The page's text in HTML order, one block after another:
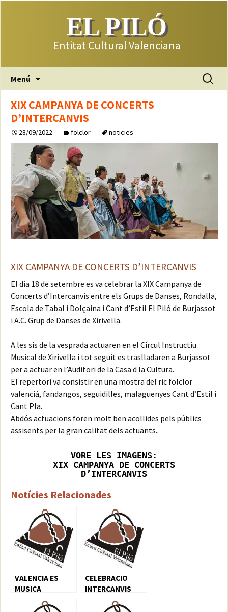
EL PILÓ
Entitat Cultural Valenciana
Menú Buscar:
XIX CAMPANYA DE CONCERTS
D’INTERCANVIS
28/09/2022 folclor noticies
XIX CAMPANYA DE CONCERTS D’INTERCANVIS
El dia 18 de setembre es va celebrar la XIX Campanya de
Concerts d’Intercanvis entre els Grups de Danses, Rondalla,
Escola de Tabal i Dolçaina i Cant d’Estil El Piló de Burjassot
i A.C. Grup de Danses de Xirivella.
A les sis de la vesprada actuaren en el Círcul Instructiu
Musical de Xirivella i tot seguit es traslladaren a Burjassot
per a actuar en l’Auditori de la Casa d la Cultura.
El repertori va consistir en una mostra del ric folclor
valenciá, fandangos, seguidilles, malaguenyes Cant d’Estil i
Cant Pla.
Abdós actuacions foren molt ben acollides pels públics
assisents per la gran calitat dels actuants..
VORE LES IMAGENS:
XIX CAMPANYA DE CONCERTS
D’INTERCANVIS
Notícies Relacionades
VALENCIA ES
MUSICA
CELEBRACIO
INTERCANVIS
MUSICALS